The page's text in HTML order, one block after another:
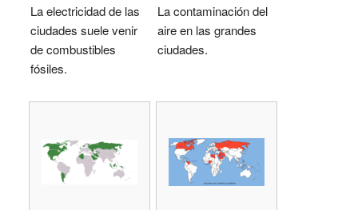
La electricidad de las
ciudades suele venir
de combustibles
fósiles.
La contaminación del
aire en las grandes
ciudades.